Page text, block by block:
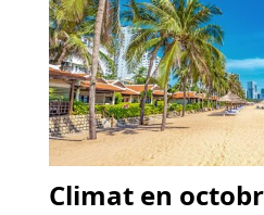
Climat en